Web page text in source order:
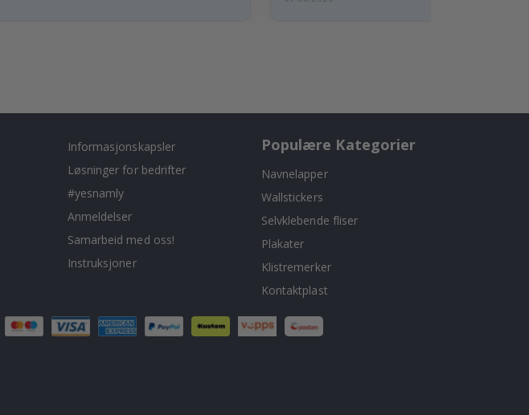
Informasjonskapsler
Løsninger for bedrifter
#yesnamly
Anmeldelser
Samarbeid med oss!
Instruksjoner
Populære Kategorier
Navnelapper
Wallstickers
Selvklebende fliser
Plakater
Klistremerker
Kontaktplast